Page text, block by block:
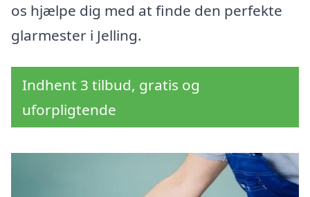
os hjælpe dig med at finde den perfekte
glarmester i Jelling.
Indhent 3 tilbud, gratis og
uforpligtende